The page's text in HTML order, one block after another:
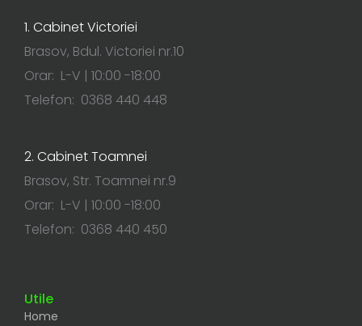
1. Cabinet Victoriei
Brasov, Bdul. Victoriei nr.10
Orar: L-V | 10:00 -18:00
Telefon: 0368 440 448
2. Cabinet Toamnei
Brasov, Str. Toamnei nr.9
Orar: L-V | 10:00 -18:00
Telefon: 0368 440 450
Utile
Home